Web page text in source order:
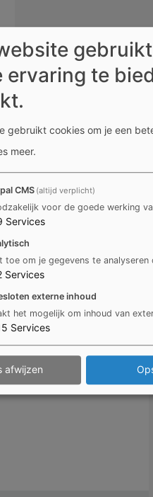
ervaring te
gebruikt cookies om je een
meer.
CMS (altijd verplicht)
voor de goede werking
Services
toe om je gegevens te
Services
externe inhoud
het mogelijk om inhoud van
Services
afwijzen